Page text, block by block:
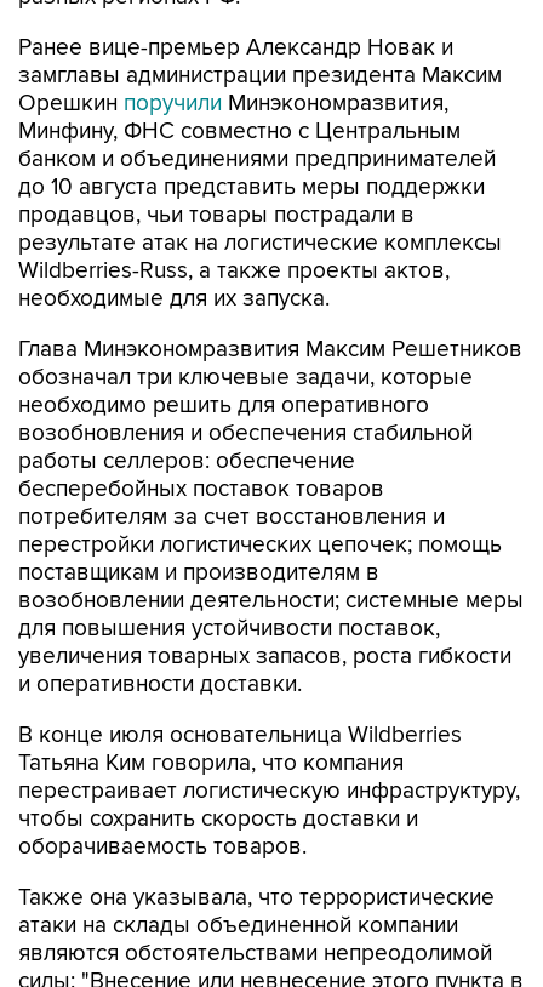
Ранее вице-премьер Александр Новак и
замглавы администрации президента Максим
Орешкин поручили Минэкономразвития,
Минфину, ФНС совместно с Центральным
банком и объединениями предпринимателей
до 10 августа представить меры поддержки
продавцов, чьи товары пострадали в
результате атак на логистические комплексы
Wildberries-Russ, а также проекты актов,
необходимые для их запуска.
Глава Минэкономразвития Максим Решетников
обозначал три ключевые задачи, которые
необходимо решить для оперативного
возобновления и обеспечения стабильной
работы селлеров: обеспечение
бесперебойных поставок товаров
потребителям за счет восстановления и
перестройки логистических цепочек; помощь
поставщикам и производителям в
возобновлении деятельности; системные меры
для повышения устойчивости поставок,
увеличения товарных запасов, роста гибкости
и оперативности доставки.
В конце июля основательница Wildberries
Татьяна Ким говорила, что компания
перестраивает логистическую инфраструктуру,
чтобы сохранить скорость доставки и
оборачиваемость товаров.
Также она указывала, что террористические
атаки на склады объединенной компании
являются обстоятельствами непреодолимой